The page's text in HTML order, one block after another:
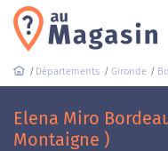
Départements Gironde
Elena Miro
Montaigne )